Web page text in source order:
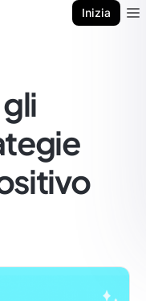
Inizia